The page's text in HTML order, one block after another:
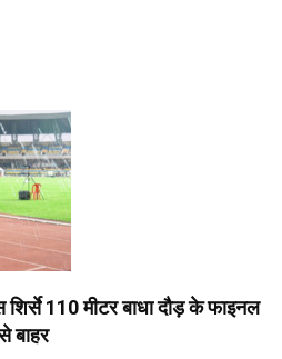
110 मीटर बाधा दौड़ के फाइनल
बाहर